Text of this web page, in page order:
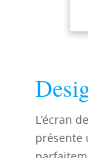
L’écran
présente